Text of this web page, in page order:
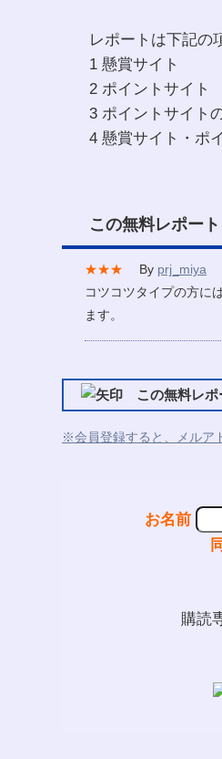
レポートは下記の
1 懸賞サイト
2 ポイントサイト
3 ポイントサイト
4 懸賞サイト・ポ
この無料レポー
★★★ By prj_miya /
コツコツタイプの方に
ます。
この無料レポ
※会員登録すると、メルア
お名前
購読